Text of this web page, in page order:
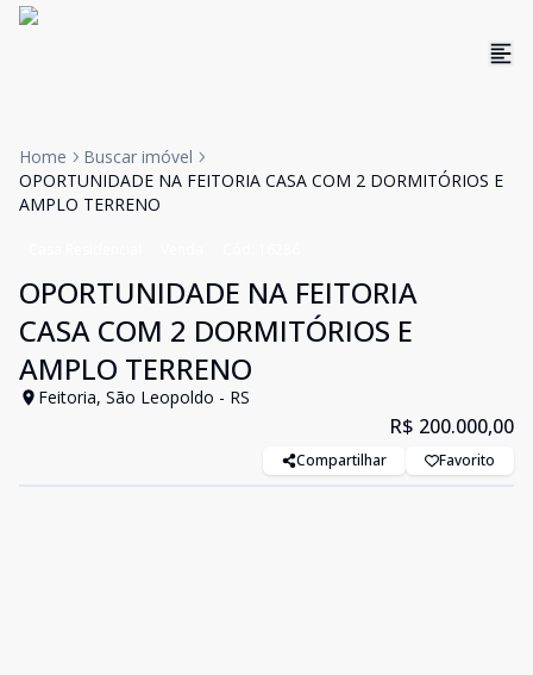
Home
Buscar imóvel
OPORTUNIDADE NA FEITORIA CASA COM 2 DORMITÓRIOS E
AMPLO TERRENO
OPORTUNIDADE NA FEITORIA
CASA COM 2 DORMITÓRIOS E
AMPLO TERRENO
Feitoria, São Leopoldo - RS
R$ 200.000,00
Compartilhar Favorito